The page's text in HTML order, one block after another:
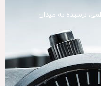
نرسیده به میدان